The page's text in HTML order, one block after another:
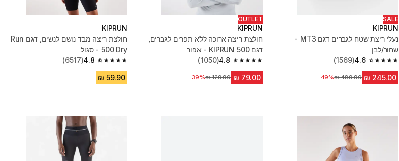
SALE
KIPRUN
נעלי ריצת שטח לגברים דגם MT3 -
שחור/לבן
4.6
4.6 out of 5 stars from 1569 reviews
(1569)
מחיר לפני הנחה
49%
OUTLET
KIPRUN
חולצת ריצה ארוכה ללא תפרים לגברים,
דגם KIPRUN 500 - אפור
4.8
4.8 out of 5 stars from 1050 reviews
(1050)
מחיר לפני הנחה‏129.90 ₪
39%
KIPRUN
חולצת ריצה מבד נושם לנשים, דגם Run
500 Dry - סגול
4.8
4.8 out of 5 stars from 6517 reviews
(6517)